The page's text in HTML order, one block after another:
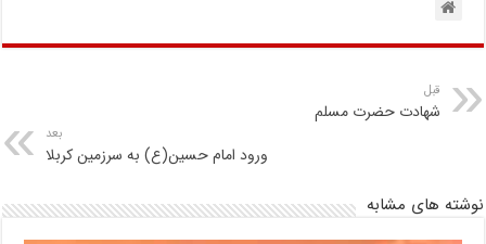
قبل
شهادت حضرت مسلم
بعد
ورود امام حسین(ع) به سرزمین کربلا
نوشته های مشابه